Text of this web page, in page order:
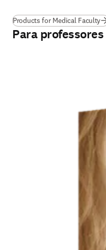
Products for Medical Faculty
Para